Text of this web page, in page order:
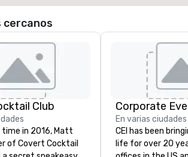
cercanos
Club
time in 2016, Matt
of Covert Cocktail
Corporate
En varias ciudades
CEI has been
life for over 20